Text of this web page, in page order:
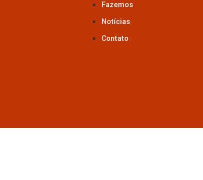
Fazemos
Notícias
Contato